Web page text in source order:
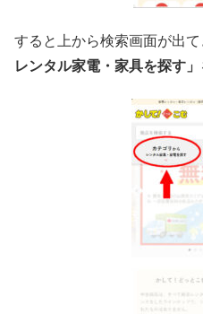
すると上から検索画面が出て
レンタル家電・家具を探す」